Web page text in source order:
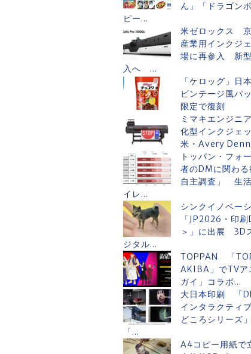
ん」「ドラゴン
ピー...
米ゼロックス
産業用インクジ
場に再参入 新
入へ ...
「ケロッグ」日
ビンテージ風パ
限定で復刻
ミマキエンジニ
化型インクジェ
米・Avery
トッパン・フォ
者のDMに関わ
自主調査」 生
イレ...
シンクイノベー
「JP2026・印
＞」に出展 3D
ジタル...
TOPPAN 「
AKIBA」でTVア
ガイ」コラボ...
大日本印刷 「
インタラクティ
どころシリーズ
「...
A4コピー用紙で